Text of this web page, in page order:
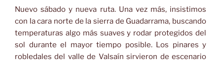
Nuevo sábado y nueva ruta. Una vez más, insistimos
con la cara norte de la sierra de Guadarrama, buscando
temperaturas algo más suaves y rodar protegidos del
sol durante el mayor tiempo posible. Los pinares y
robledales del valle de Valsaín sirvieron de escenario